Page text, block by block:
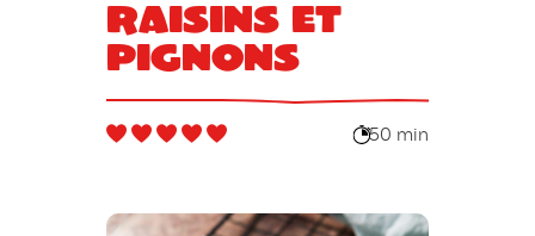
raisins et
pignons
50 min